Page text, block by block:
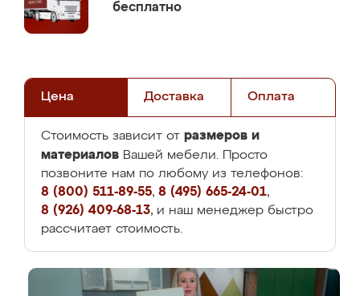
бесплатно
Цена Доставка Оплата
Стоимость зависит от размеров и
материалов Вашей мебели. Просто
позвоните нам по любому из телефонов:
8 (800) 511-89-55, 8 (495) 665-24-01,
8 (926) 409-68-13, и наш менеджер быстро
рассчитает стоимость.